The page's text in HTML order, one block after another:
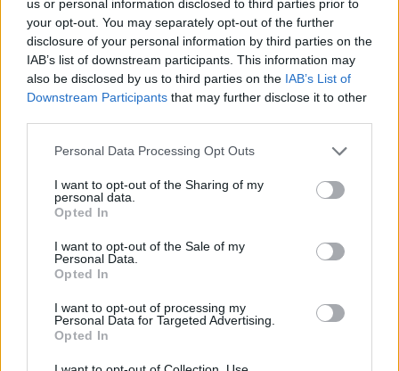
us or personal information disclosed to third parties prior to
your opt-out. You may separately opt-out of the further
disclosure of your personal information by third parties on the
IAB’s list of downstream participants. This information may
also be disclosed by us to third parties on the IAB’s List of
Downstream Participants that may further disclose it to other
Personal Data Processing Opt Outs
I want to opt-out of the Sharing of my
personal data.
Opted In
I want to opt-out of the Sale of my
Personal Data.
Opted In
I want to opt-out of processing my
Personal Data for Targeted Advertising.
Opted In
peligro”, porque mantiene el bloque de la pasada
temporada y ha comenzado a un “nivel excelente”, con
dos victorias y un empate. “Estará con moral después de
ganar al Ucam de Murcia y, además, cuenta con la ventaja
del factor campo”, recalca. Está por ver si él puede
el Real Jaén.